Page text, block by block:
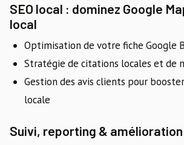
SEO local : dominez Google
local
Optimisation de votre fiche Google
Stratégie de citations locales et de
Gestion des avis clients pour
locale
Suivi, reporting &